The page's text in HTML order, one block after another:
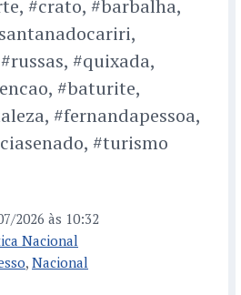
#crato, #barbalha,
#quixada,
#baturite,
#fernandapessoa,
#turismo
2026 às 10:32
Nacional
, Nacional